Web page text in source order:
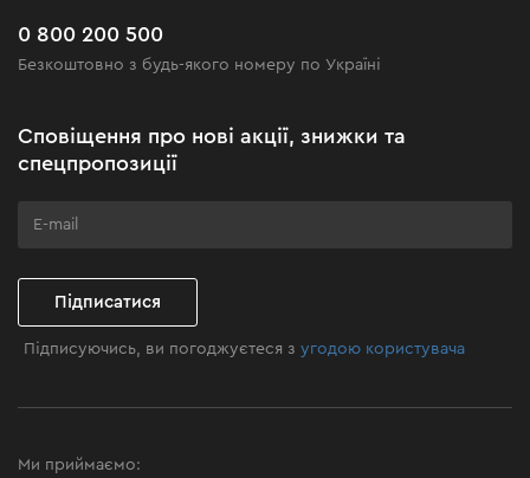
Чорна п'ятниця
Клуб майстерності
Поширені запитання
0 800 200 500
Безкоштовно з будь-якого номеру по Україні
Сповіщення про нові акції, знижки та
спецпропозиції
Підписатися
Підписуючись, ви погоджуєтеся зугодою користувача
Ми приймаємо: